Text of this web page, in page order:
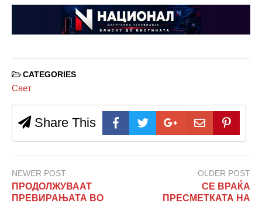
CATEGORIES
Свет
Share This
NEWER POST
ПРОДОЛЖУВААТ
ПРЕВИРАЊАТА ВО
OLDER POST
СЕ ВРАЌА
ПРЕСМЕТКАТА НА